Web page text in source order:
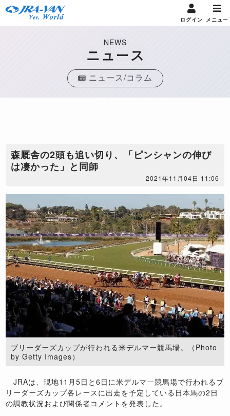
ログイン メニュー
NEWS
ニュース
ニュース/コラム
森厩舎の2頭も追い切り、「ピンシャンの伸び
は凄かった」と同師
2021年11月04日 11:06
ブリーダーズカップが行われる米デルマー競馬場。（Photo
by Getty Images）
JRAは、現地11月5日と6日に米デルマー競馬場で行われるブ
リーダーズカップ各レースに出走を予定している日本馬の2日
の調教状況および関係者コメントを発表した。